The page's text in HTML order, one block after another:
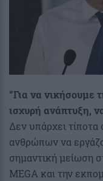
“Για να νικήσουμε
ισχυρή ανάπτυξη,
Δεν υπάρχει
ανθρώπων να
σημαντική μείωση
MEGA και την